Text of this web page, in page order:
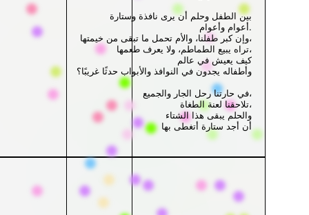
بين الطفل وحلم أن يرى نافذة وستارة
أعوام وأعوام.
وإن كبر طفلنا، والأم تحمل ما تبقى من خيمتها،
تراه يبيع الطماطم، ولا يعرف طعمها،
كيف يعيش في عالم
وأطفاله يجدون في النوافذ والأبواب حدثًا غريبًا؟
في حارتنا رحل الجار والجميع،
تلاحقنا لعنة الطغاة،
والحلم يبقى هذا الشتاء
أن أجد ستارة أتغطى بها